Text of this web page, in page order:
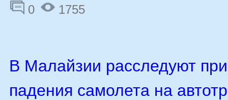
0
1755
В Малайзии расследуют
падения самолета на